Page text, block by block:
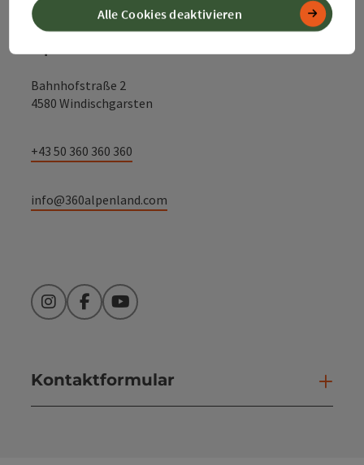
Bahnhofstraße 2
4580 Windischgarsten
+43 50 360 360 360
info@360alpenland.com
InstagramFacebookYouTube
Kontaktformular
Alle Cookies deaktivieren